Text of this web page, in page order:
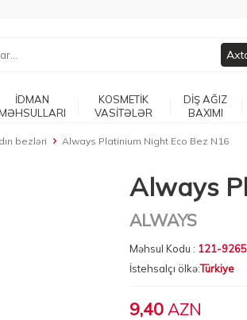
İDMAN
KOSMETİK
VASİTƏLƏR
DİŞ AĞIZ
BAXIMI
bezləri Always Platinium Night Eco Bez N16
Always
ALWAYS
Məhsul Kodu : 121-
İstehsalçı ölkə:Türkiye
9,40 AZN